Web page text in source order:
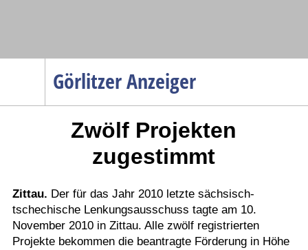
Görlitzer Anzeiger
Wirtschaft
Service
Verkehr
Zwölf Projekten
zugestimmt
Zittau. Der für das Jahr 2010 letzte sächsisch-
tschechische Lenkungsausschuss tagte am 10.
November 2010 in Zittau. Alle zwölf registrierten
Projekte bekommen die beantragte Förderung in Höhe